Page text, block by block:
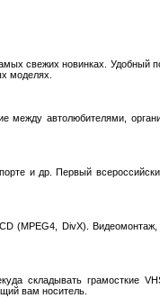
свежих новинках. Удобный
моделях.
автолюбителями,
и др. Первый
(MPEG4, DivX). Видеомонтаж,
складывать грамосткие
вам носитель.